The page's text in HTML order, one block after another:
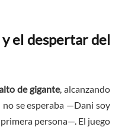
y el despertar del
de gigante, alcanzando
se esperaba —Dani soy
persona—. El juego